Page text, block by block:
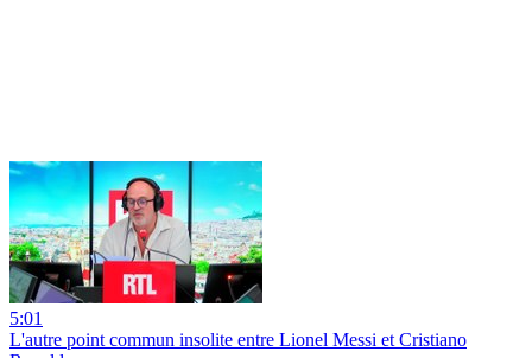
5:01
L'autre point commun insolite entre Lionel Messi et Cristiano